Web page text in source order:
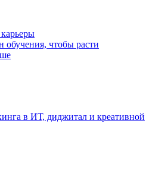
обучения, чтобы расти
в ИТ, диджитал и креативной